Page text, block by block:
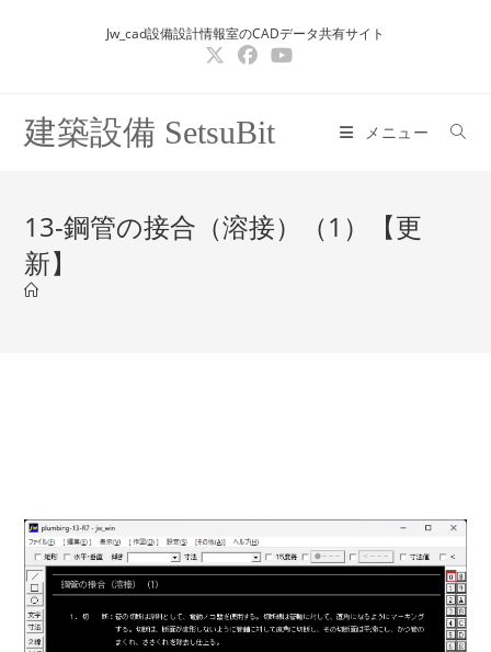
Jw_cad設備設計情報室のCADデータ共有サイト
建築設備 SetsuBit メニュー
13-鋼管の接合（溶接）（1）【更
新】